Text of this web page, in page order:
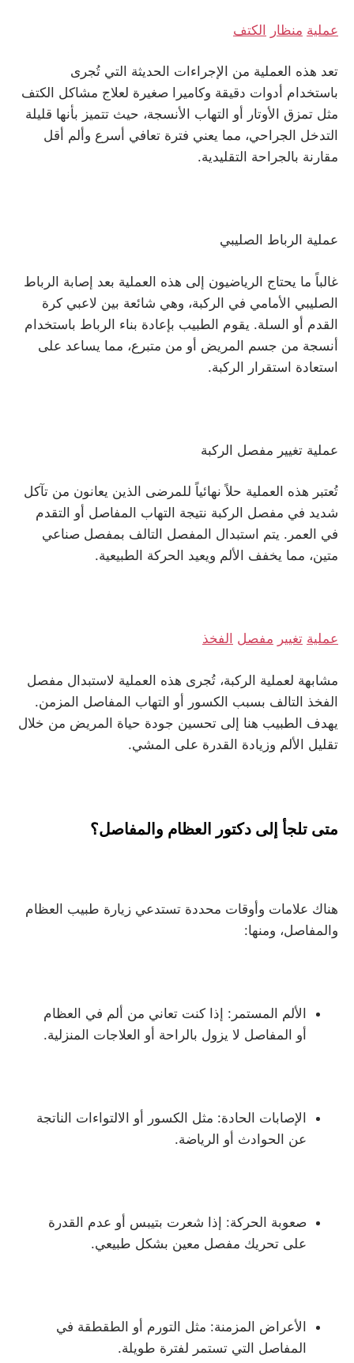
عملية منظار الكتف
تعد هذه العملية من الإجراءات الحديثة التي تُجرى
باستخدام أدوات دقيقة وكاميرا صغيرة لعلاج مشاكل الكتف
مثل تمزق الأوتار أو التهاب الأنسجة، حيث تتميز بأنها قليلة
التدخل الجراحي، مما يعني فترة تعافي أسرع وألم أقل
مقارنة بالجراحة التقليدية.
عملية الرباط الصليبي
غالباً ما يحتاج الرياضيون إلى هذه العملية بعد إصابة الرباط
الصليبي الأمامي في الركبة، وهي شائعة بين لاعبي كرة
القدم أو السلة. يقوم الطبيب بإعادة بناء الرباط باستخدام
أنسجة من جسم المريض أو من متبرع، مما يساعد على
استعادة استقرار الركبة.
عملية تغيير مفصل الركبة
تُعتبر هذه العملية حلاً نهائياً للمرضى الذين يعانون من تآكل
شديد في مفصل الركبة نتيجة التهاب المفاصل أو التقدم
في العمر. يتم استبدال المفصل التالف بمفصل صناعي
متين، مما يخفف الألم ويعيد الحركة الطبيعية.
عملية تغيير مفصل الفخذ
مشابهة لعملية الركبة، تُجرى هذه العملية لاستبدال مفصل
الفخذ التالف بسبب الكسور أو التهاب المفاصل المزمن.
يهدف الطبيب هنا إلى تحسين جودة حياة المريض من خلال
تقليل الألم وزيادة القدرة على المشي.
متى تلجأ إلى دكتور العظام والمفاصل؟
هناك علامات وأوقات محددة تستدعي زيارة طبيب العظام
والمفاصل، ومنها:
الألم المستمر: إذا كنت تعاني من ألم في العظام
أو المفاصل لا يزول بالراحة أو العلاجات المنزلية.
الإصابات الحادة: مثل الكسور أو الالتواءات الناتجة
عن الحوادث أو الرياضة.
صعوبة الحركة: إذا شعرت بتيبس أو عدم القدرة
على تحريك مفصل معين بشكل طبيعي.
الأعراض المزمنة: مثل التورم أو الطقطقة في
المفاصل التي تستمر لفترة طويلة.